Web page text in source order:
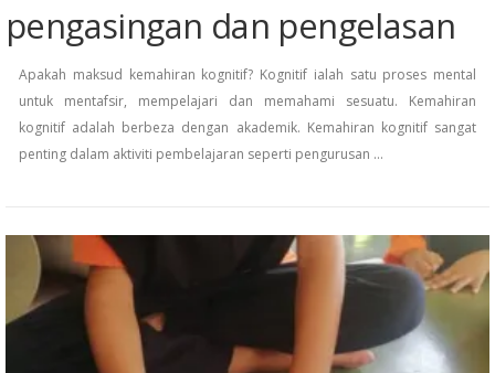
pengasingan dan pengelasan
Apakah maksud kemahiran kognitif? Kognitif ialah satu proses mental
untuk mentafsir, mempelajari dan memahami sesuatu. Kemahiran
kognitif adalah berbeza dengan akademik. Kemahiran kognitif sangat
penting dalam aktiviti pembelajaran seperti pengurusan …